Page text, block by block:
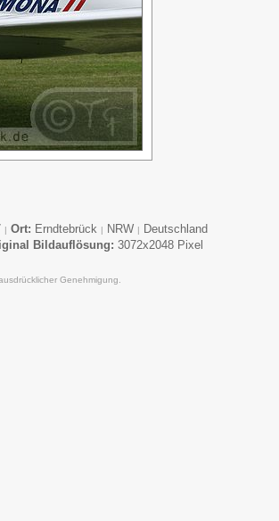
| Ort: Erndtebrück | NRW |
Deutschland
Bildauflösung: 3072x2048 Pixel
Genehmigung.